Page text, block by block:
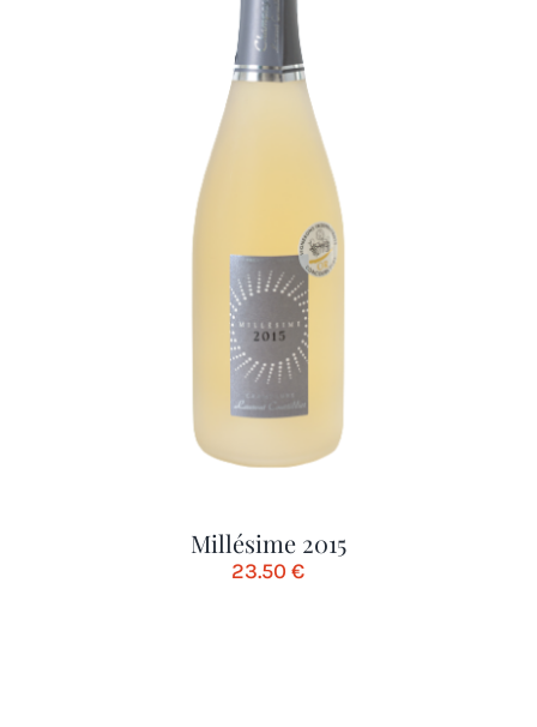
Millésime 2015
23.50€